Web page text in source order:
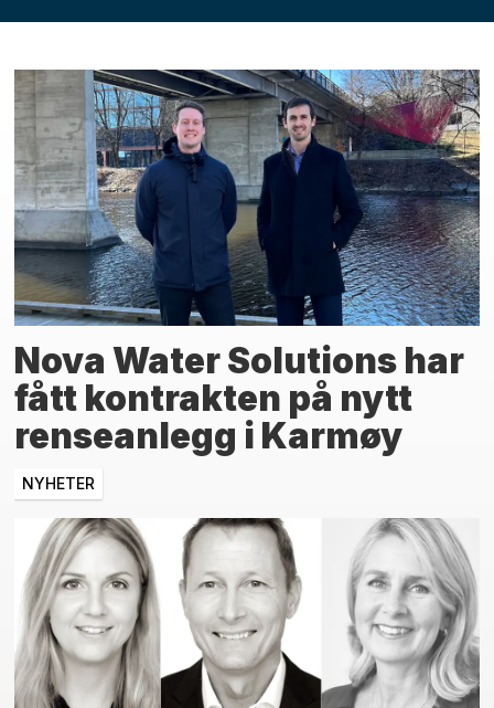
Nova Water Solutions har
fått kontrakten på nytt
renseanlegg i Karmøy
NYHETER